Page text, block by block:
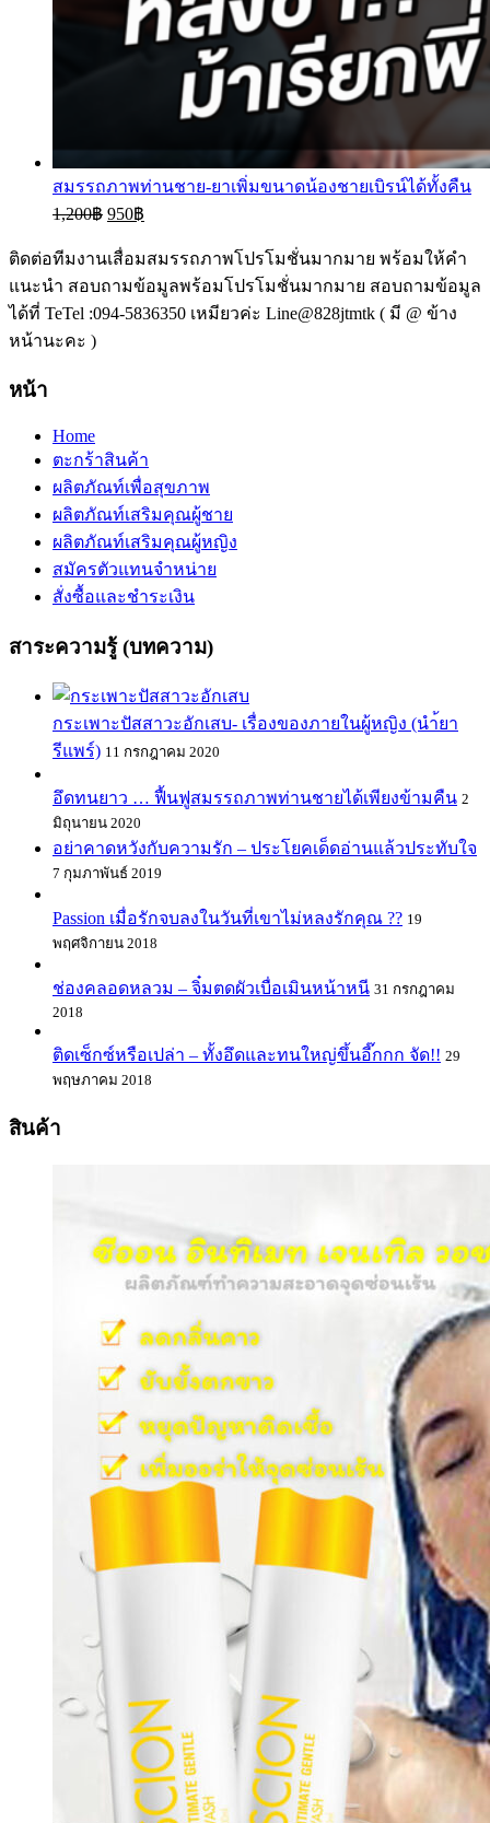
สมรรถภาพท่านชาย-ยาเพิ่มขนาดน้องชายเบิรน์ได้ทั้งคืน
1,200฿ 950฿
ติดต่อทีมงานเสื่อมสมรรถภาพโปรโมชั่นมากมาย พร้อมให้คำ
แนะนำ สอบถามข้อมูลพร้อมโปรโมชั่นมากมาย สอบถามข้อมูล
ได้ที่ TeTel :094-5836350 เหมียวค่ะ Line@828jtmtk ( มี @ ข้าง
หน้านะคะ )
หน้า
Home
ตะกร้าสินค้า
ผลิตภัณท์เพื่อสุขภาพ
ผลิตภัณท์เสริมคุณผู้ชาย
ผลิตภัณท์เสริมคุณผู้หญิง
สมัครตัวแทนจำหน่าย
สั่งซื้อและชำระเงิน
สาระความรู้ (บทความ)
กระเพาะปัสสาวะอักเสบ- เรื่องของภายในผู้หญิง (นำ้ยา
รีแพร์) 11 กรกฎาคม 2020
อึดทนยาว … ฟื้นฟูสมรรถภาพท่านชายได้เพียงข้ามคืน 2
มิถุนายน 2020
อย่าคาดหวังกับความรัก – ประโยคเด็ดอ่านแล้วประทับใจ
7 กุมภาพันธ์ 2019
Passion เมื่อรักจบลงในวันที่เขาไม่หลงรักคุณ ?? 19
พฤศจิกายน 2018
ช่องคลอดหลวม – จิ๋มตดผัวเบื่อเมินหน้าหนี 31 กรกฎาคม
2018
ติดเซ็กซ์หรือเปล่า – ทั้งอึดและทนใหญ่ขึ้นอี๊กกก จัด!! 29
พฤษภาคม 2018
สินค้า